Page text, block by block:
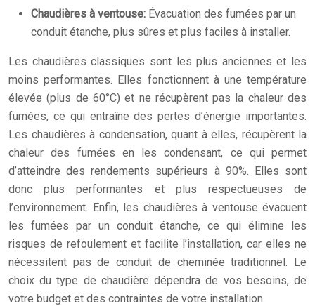
Chaudières à ventouse: Évacuation des fumées par un
conduit étanche, plus sûres et plus faciles à installer.
Les chaudières classiques sont les plus anciennes et les
moins performantes. Elles fonctionnent à une température
élevée (plus de 60°C) et ne récupèrent pas la chaleur des
fumées, ce qui entraîne des pertes d’énergie importantes.
Les chaudières à condensation, quant à elles, récupèrent la
chaleur des fumées en les condensant, ce qui permet
d’atteindre des rendements supérieurs à 90%. Elles sont
donc plus performantes et plus respectueuses de
l’environnement. Enfin, les chaudières à ventouse évacuent
les fumées par un conduit étanche, ce qui élimine les
risques de refoulement et facilite l’installation, car elles ne
nécessitent pas de conduit de cheminée traditionnel. Le
choix du type de chaudière dépendra de vos besoins, de
votre budget et des contraintes de votre installation.